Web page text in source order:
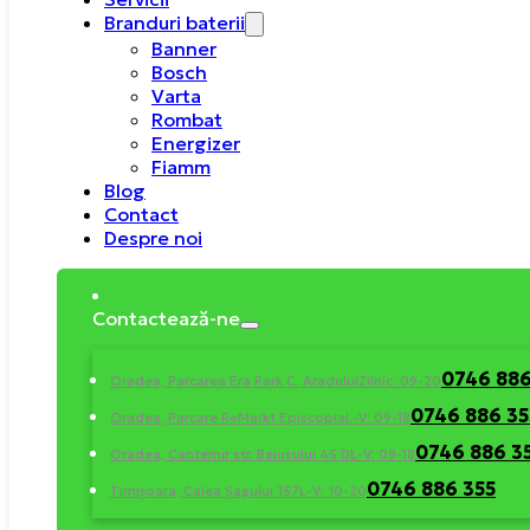
Branduri baterii
Banner
Bosch
Varta
Rombat
Energizer
Fiamm
Blog
Contact
Despre noi
Contactează-ne
Oradea, Parcarea Era Park C. AraduluiZilnic: 09-200746
Oradea, Parcare ReMarkt EpiscopiaL-V: 09-180746 886
Oradea, Cantemir str. Beiusului 45 DL-V: 09-180746 886
Timișoara, Calea Șagului 157L-V: 10-200746 886 355